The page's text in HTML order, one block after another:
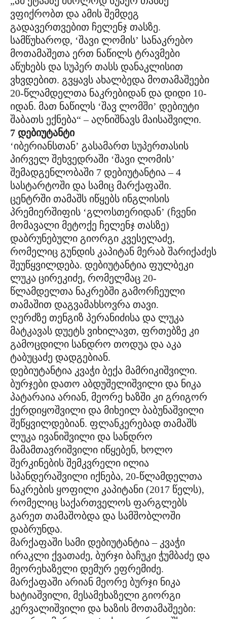
ვფიქრობთ და ამის შემდეგ
გადავერთვებით ჩელენჯ თასზე.
სამწუხაროდ, ‘შავი ლომის’ სანაკრებო
მოთამაშეთა ერთ ნაწილს ტრავმები
აწუხებს და სუპერ თასს დანაკლისით
ვხვდებით. გვყავს ახალბედა მოთამაშეები
20-წლამდელთა ნაკრებიდან და დიდი 10-
იდან. მათ ნაწილს ‘შავ ლომში’ დებიუტი
შაბათს ექნება“ – აღნიშნავს მაისაშვილი.
7 დებიუტანტი
‘იბერიანსთან’ გასამართ სუპერთასის
პირველ შეხვედრაში ‘შავი ლომის’
შემადგენლობაში 7 დებიუტანტია – 4
სასტარტოში და სამიც მარქაფაში.
ცენტრში თამაშს იწყებს ინგლისის
პრემიერშიფის ‘გლოსთერიდან’ (ჩვენი
მომავალი მეტოქე ჩელენჯ თასზე)
დაბრუნებული გიორგი კვესელაძე,
რომელიც გუნდის კაპიტან მერაბ შარიქაძეს
შეუწყვილდება. დებიუტანტია ფულბეკი
ლუკა ცირეკიძე, რომელმაც 20-
წლამდელთა ნაკრებში გამორჩეული
თამაშით დაგვამახსოვრა თავი.
ღერძზე თენგიზ პერანიძისა და ლუკა
მატკავას დუეტს ვიხილავთ, ფრთებზე კი
გამოცდილი სანდრო თოდუა და აკა
ტაბუცაძე დადგებიან.
დებიუტანტია კვაჭი ბექა მამრიკიშვილი.
ბურჯები დათო აბდუშელიშვილი და ნიკა
პატარაია არიან, მეორე ხაზში კი გრიგორ
ქერდიყოშვილი და მიხეილ ბაბუნაშვილი
შეწყვილდებიან. ფლანკერებად თამაშს
ლუკა ივანიშვილი და სანდრო
მამამთავრიშვილი იწყებენ, ხოლო
შერკინების შემკვრელი ილია
სპანდერაშვილი იქნება, 20-წლამდელთა
ნაკრების ყოფილი კაპიტანი (2017 წელს),
რომელიც საქართველოს ფარგლებს
გარეთ თამაშობდა და სამშობლოში
დაბრუნდა.
მარქაფაში სამი დებიუტანტია – კვაჭი
ირაკლი ქვათაძე, ბურჯი ბაჩუკი ჭუმბაძე და
მეორეხაზელი დემურ ეფრემიძე.
მარქაფაში არიან მეორე ბურჯი ნიკა
ხატიაშვილი, მესამეხაზელი გიორგი
კერვალიშვილი და ხაზის მოთამაშეები: